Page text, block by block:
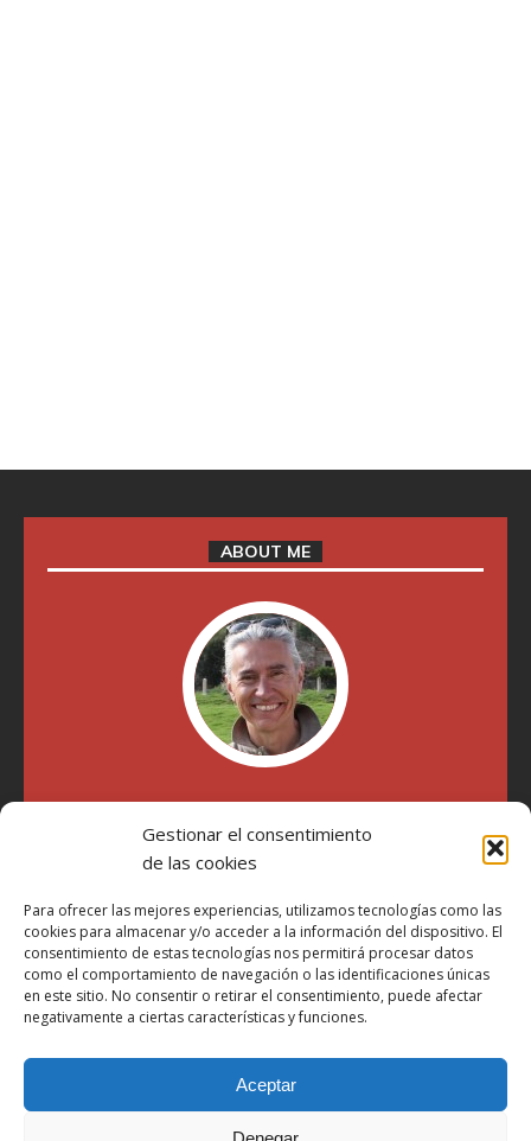
Gestionar el consentimiento
de las cookies
Para ofrecer las mejores experiencias, utilizamos tecnologías como las
cookies para almacenar y/o acceder a la información del dispositivo. El
consentimiento de estas tecnologías nos permitirá procesar datos
como el comportamiento de navegación o las identificaciones únicas
en este sitio. No consentir o retirar el consentimiento, puede afectar
negativamente a ciertas características y funciones.
Aceptar
ABOUT ME
"Soy Manel Hospido, nací en Valencia en 1969 y desde el
año 2007 he escrito sobre motos en distintos medios.
Millatrece.com es una apuesta por escribir sobre lo que me
participa"
Aviso Legal
Política de Privacidad
Más Información sobre Cookies